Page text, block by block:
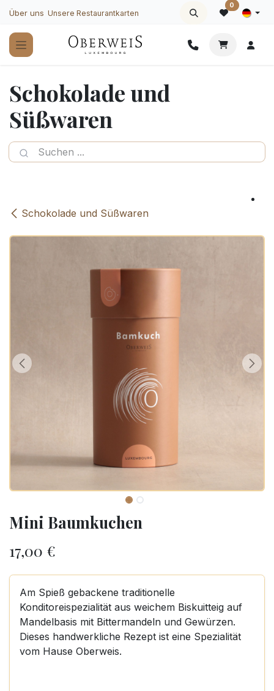
Zum Inhalt springen
Über uns Unsere Restaurantkarten
0
Schokolade und
Süßwaren
Schokolade und Süßwaren
Mini Baumkuchen
17,00 €
Am Spieß gebackene traditionelle
Konditoreispezialität aus weichem Biskuitteig auf
Mandelbasis mit Bittermandeln und Gewürzen.
Dieses handwerkliche Rezept ist eine Spezialität
vom Hause Oberweis.